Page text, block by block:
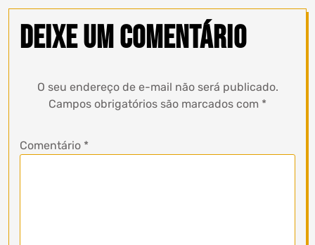
Deixe um comentário
O seu endereço de e-mail não será publicado.
Campos obrigatórios são marcados com *
Comentário *